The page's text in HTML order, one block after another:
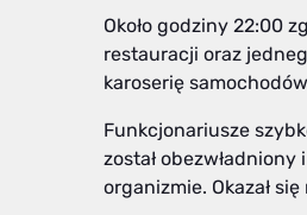
Około godziny 22:00
restauracji oraz
karoserię
Funkcjonariusze
został
organizmie. Okazał